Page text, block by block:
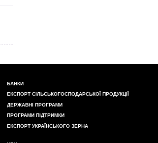
БАНКИ
ЕКСПОРТ СІЛЬСЬКОГОСПОДАРСЬКОЇ ПРОДУКЦІЇ
ДЕРЖАВНІ ПРОГРАМИ
ПРОГРАМИ ПІДТРИМКИ
ЕКСПОРТ УКРАЇНСЬКОГО ЗЕРНА